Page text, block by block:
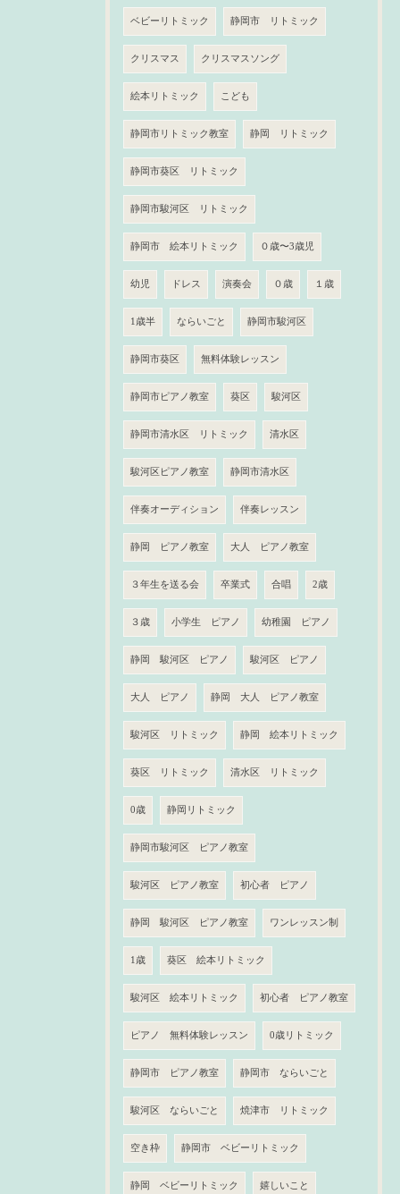
ベビーリトミック 静岡市 リトミック
クリスマス クリスマスソング
絵本リトミック こども
静岡市リトミック教室 静岡 リトミック
静岡市葵区 リトミック
静岡市駿河区 リトミック
静岡市 絵本リトミック ０歳〜3歳児
幼児 ドレス 演奏会 ０歳 １歳
1歳半 ならいごと 静岡市駿河区
静岡市葵区 無料体験レッスン
静岡市ピアノ教室 葵区 駿河区
静岡市清水区 リトミック 清水区
駿河区ピアノ教室 静岡市清水区
伴奏オーディション 伴奏レッスン
静岡 ピアノ教室 大人 ピアノ教室
３年生を送る会 卒業式 合唱 2歳
３歳 小学生 ピアノ 幼稚園 ピアノ
静岡 駿河区 ピアノ 駿河区 ピアノ
大人 ピアノ 静岡 大人 ピアノ教室
駿河区 リトミック 静岡 絵本リトミック
葵区 リトミック 清水区 リトミック
0歳 静岡リトミック
静岡市駿河区 ピアノ教室
駿河区 ピアノ教室 初心者 ピアノ
静岡 駿河区 ピアノ教室 ワンレッスン制
1歳 葵区 絵本リトミック
駿河区 絵本リトミック 初心者 ピアノ教室
ピアノ 無料体験レッスン 0歳リトミック
静岡市 ピアノ教室 静岡市 ならいごと
駿河区 ならいごと 焼津市 リトミック
空き枠 静岡市 ベビーリトミック
静岡 ベビーリトミック 嬉しいこと